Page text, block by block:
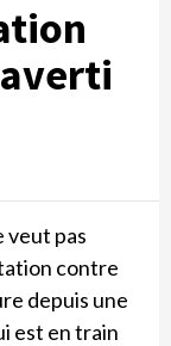
veut pas
contre
depuis une
est en train